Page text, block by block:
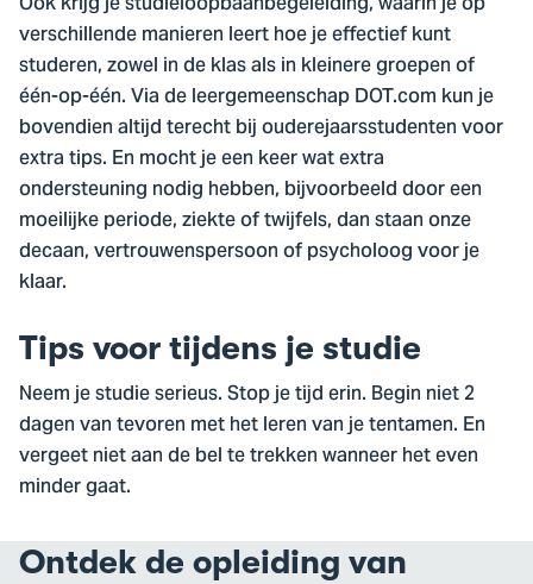
verschillende manieren leert hoe je effectief kunt
studeren, zowel in de klas als in kleinere groepen of
één-op-één. Via de leergemeenschap DOT.com kun je
bovendien altijd terecht bij ouderejaarsstudenten voor
extra tips. En mocht je een keer wat extra
ondersteuning nodig hebben, bijvoorbeeld door een
moeilijke periode, ziekte of twijfels, dan staan onze
decaan, vertrouwenspersoon of psycholoog voor je
klaar.
Tips voor tijdens je studie
Neem je studie serieus. Stop je tijd erin. Begin niet 2
dagen van tevoren met het leren van je tentamen. En
vergeet niet aan de bel te trekken wanneer het even
minder gaat.
Ontdek de opleiding van